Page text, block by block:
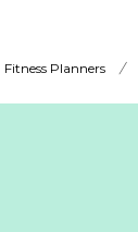
Fitness Planners /